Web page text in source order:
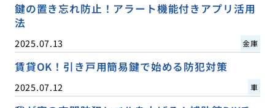
鍵の置き忘れ防止！アラート機能付きアプリ活用
法
2025.07.13 金庫
賃貸OK！引き戸用簡易鍵で始める防犯対策
2025.07.12 車